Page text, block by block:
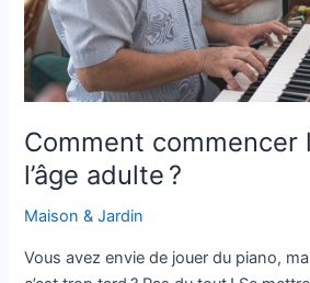
Comment commencer
l’âge adulte ?
Maison & Jardin
Vous avez envie de jouer du piano,